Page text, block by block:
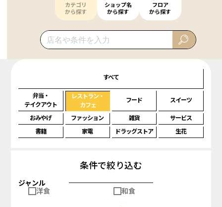
カテゴリ
から探す
ショップ名
から探す
フロア
から探す
すべて
弁当・
テイクアウト
レストラン・
カフェ
フード スイーツ
おみやげ ファッション 雑貨
サービス
書籍
家電 ドラッグストア 生花
条件で絞り込む
ジャンル
洋食
和食